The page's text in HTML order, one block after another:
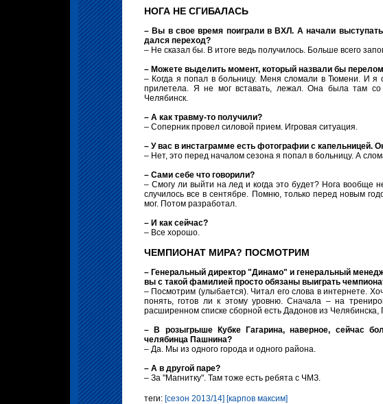
НОГА НЕ СГИБАЛАСЬ
– Вы в свое время поиграли в ВХЛ. А начали
дался переход?
– Не сказал бы. В итоге ведь получилось. Больше всего
– Можете выделить момент, который назвали бы
– Когда я попал в больницу. Меня сломали в Тюмени. И я
прилетела. Я не мог вставать, лежал. Она была там
Челябинск.
– А как травму-то получили?
– Соперник провел силовой прием. Игровая ситуация.
– У вас в инстаграмме есть фотографии с капельницей.
– Нет, это перед началом сезона я попал в больницу. А
– Сами себе что говорили?
– Смогу ли выйти на лед и когда это будет? Нога вообще
случилось все в сентябре. Помню, только перед новым
мог. Потом разработал.
– И как сейчас?
– Все хорошо.
ЧЕМПИОНАТ МИРА? ПОСМОТРИМ
– Генеральный директор "Динамо" и генеральный
вы с такой фамилией просто обязаны выиграть
– Посмотрим (улыбается). Читал его слова в интернете.
понять, готов ли к этому уровню. Сначала – на
расширенном списке сборной есть Дадонов из
– В розыгрыше Кубке Гагарина, наверное, сейчас
челябинца Пашнина?
– Да. Мы из одного города и одного района.
– А в другой паре?
– За "Магнитку". Там тоже есть ребята с ЧМЗ.
теги: [сезон 2013/14] [карпов максим]